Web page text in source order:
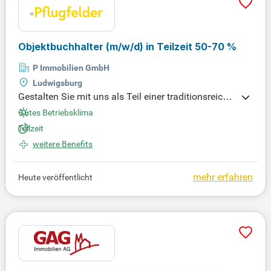
l deiner Tätigkeit. Durch die enge Zusammenarbeit
mit Hausverwaltern und Steuerberatern optimierst
du zudem interne Abläufe und Prozesse, um Effizie
nz zu steigern.
Objektbuchhalter (m/w/d) in Teilzeit 50-70 %
P Immobilien GmbH
Ludwigsburg
Gestalten Sie mit uns als Teil einer traditionsreiche
n Unternehmensgruppe Lebensräume und Lösung
en für die Region Stuttgart. Profitieren Sie von unse
rem kreativen Team und einem breiten Netzwerk zu
r Förderung innovativer Ansätze. Bewerben Sie sic
h jetzt!
Gutes Betriebsklima
Teilzeit
weitere Benefits
mehr erfahren
Heute veröffentlicht